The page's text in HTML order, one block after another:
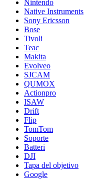
Nintendo
Native Instruments
Sony Ericsson
Bose
Tivoli
Teac
Makita
Evolveo
SJCAM
QUMOX
Actionpro
ISAW
Drift
Flip
TomTom
Soporte
Batteri
DJI
Tapa del objetivo
Google